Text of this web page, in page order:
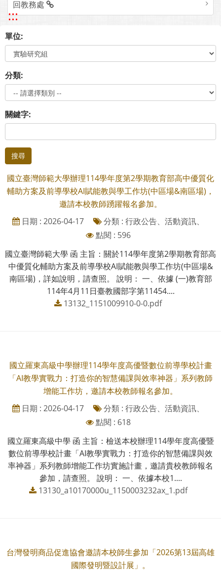
回教務處
:::
單位:
分類:
關鍵字:
搜尋
國立臺灣師範大學辦理114學年度第2學期教育部高中優質化
輔助方案及前導學校AI賦能教與學工作坊(中區場&南區場)，
邀請本校教師踴躍報名參加。
日期 : 2026-04-17
分類 : 行政公告、活動資訊、
點閱 : 596
國立臺灣師範大學 函 主旨：關於114學年度第2學期教育部高
中優質化輔助方案及前導學校AI賦能教與學工作坊(中區場&
南區場)，詳如說明，請查照。 說明： 一、依據 (一)教育部
114年4月11日臺教國部字第11454....
13132_1151009910-0-0.pdf
國立羅東高級中學辦理114學年度高優暨數位前導學校計畫
「AI教學實戰力：打造你的智慧備課與效率神器」系列教師
增能工作坊，邀請本校教師報名參加。
日期 : 2026-04-17
分類 : 行政公告、活動資訊、
點閱 : 618
國立羅東高級中學 函 主旨：檢送本校辦理114學年度高優暨
數位前導學校計畫「AI教學實戰力：打造你的智慧備課與效
率神器」系列教師增能工作坊實施計畫，邀請貴校教師報名
參加，請查照。 說明： 一、依據本校1....
13130_a10170000u_1150003232ax_1.pdf
台灣發明商品促進協會邀請本校師生參加「2026第13屆高雄
國際發明暨設計展」。